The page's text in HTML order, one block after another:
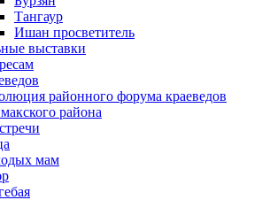
Тангаур
Ишан просветитель
выставки
районного форума краеведов
района
мам